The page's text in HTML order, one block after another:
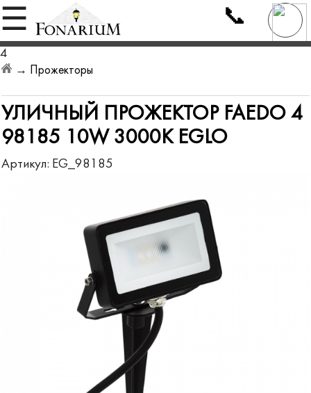
☰ 📞
4
→ Прожекторы
УЛИЧНЫЙ ПРОЖЕКТОР FAEDO 4
98185 10W 3000K EGLO
Артикул: EG_98185